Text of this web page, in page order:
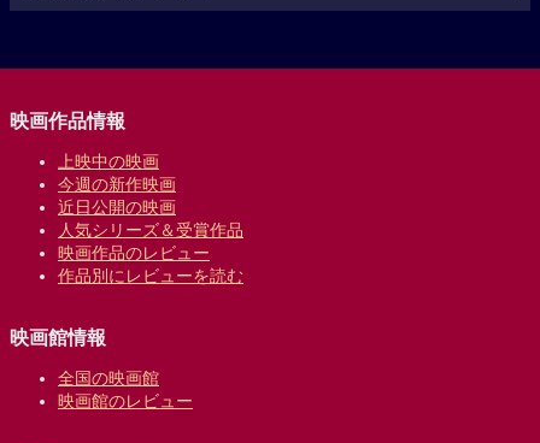
映画作品情報
上映中の映画
今週の新作映画
近日公開の映画
人気シリーズ＆受賞作品
映画作品のレビュー
作品別にレビューを読む
映画館情報
全国の映画館
映画館のレビュー